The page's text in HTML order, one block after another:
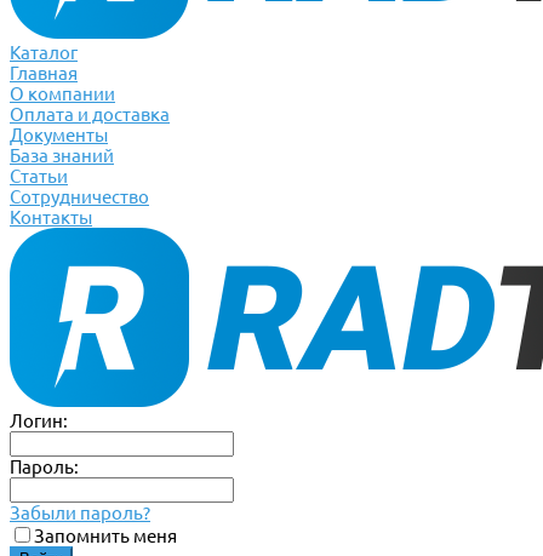
Каталог
Главная
О компании
Оплата и доставка
Документы
База знаний
Статьи
Сотрудничество
Контакты
Логин:
Пароль:
Забыли пароль?
Запомнить меня